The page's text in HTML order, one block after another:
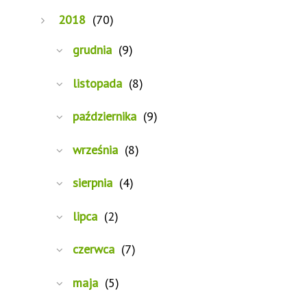
2018 (70)
grudnia (9)
listopada (8)
października (9)
września (8)
sierpnia (4)
lipca (2)
czerwca (7)
maja (5)